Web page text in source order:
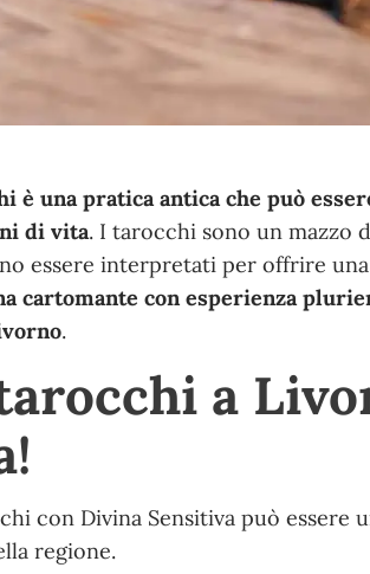
è una pratica antica che può
di vita. I tarocchi sono un mazzo
essere interpretati per offrire
cartomante con esperienza
.
a
con Divina Sensitiva può essere
regione.